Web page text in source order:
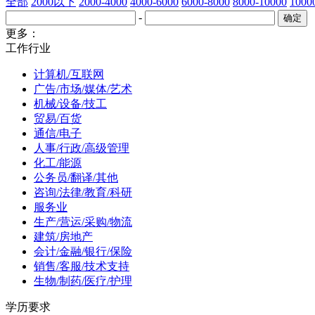
-
更多：
工作行业
计算机/互联网
广告/市场/媒体/艺术
机械/设备/技工
贸易/百货
通信/电子
人事/行政/高级管理
化工/能源
公务员/翻译/其他
咨询/法律/教育/科研
服务业
生产/营运/采购/物流
建筑/房地产
会计/金融/银行/保险
销售/客服/技术支持
生物/制药/医疗/护理
学历要求